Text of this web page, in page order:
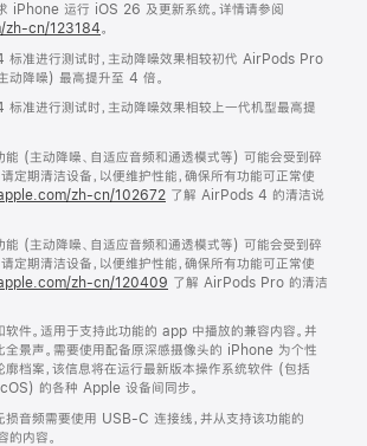
iPhone 运行 iOS 26 及更新系统。详情请参阅
zh-cn/123184。
准进行测试时，主动降噪效果相较初代 AirPods Pro
降噪) 最高提升至 4 倍。
准进行测试时，主动降噪效果相较上一代机型最高提
能 (主动降噪、自适应音频和通透模式等) 可能会受到碎
定期清洁设备，以便维护性能，确保所有功能可正常使
zh-cn/102672 了解 AirPods 4 的清洁说
能 (主动降噪、自适应音频和通透模式等) 可能会受到碎
定期清洁设备，以便维护性能，确保所有功能可正常使
zh-cn/120409 了解 AirPods Pro 的清洁
件。适用于支持此功能的 app 中播放的兼容内容。并
全景声。需要使用配备原深感摄像头的 iPhone 为个性
档案，该信息将在运行最新版本操作系统软件 (包括
的各种 Apple 设备间同步。
损音频需要使用 USB-C 连接线，并从支持该功能的
内容。